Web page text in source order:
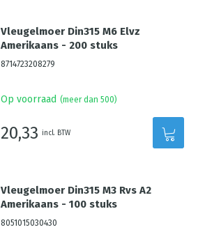
Vleugelmoer Din315 M6 Elvz
Amerikaans - 200 stuks
8714723208279
Op voorraad (meer dan 500)
20,33 incl. BTW
Vleugelmoer Din315 M3 Rvs A2
Amerikaans - 100 stuks
8051015030430